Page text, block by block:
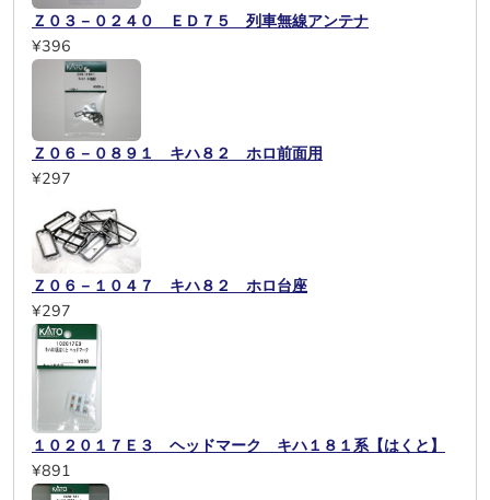
Ｚ０３－０２４０ ＥＤ７５ 列車無線アンテナ
¥396
Ｚ０６－０８９１ キハ８２ ホロ前面用
¥297
Ｚ０６－１０４７ キハ８２ ホロ台座
¥297
１０２０１７Ｅ３ ヘッドマーク キハ１８１系【はくと】
¥891